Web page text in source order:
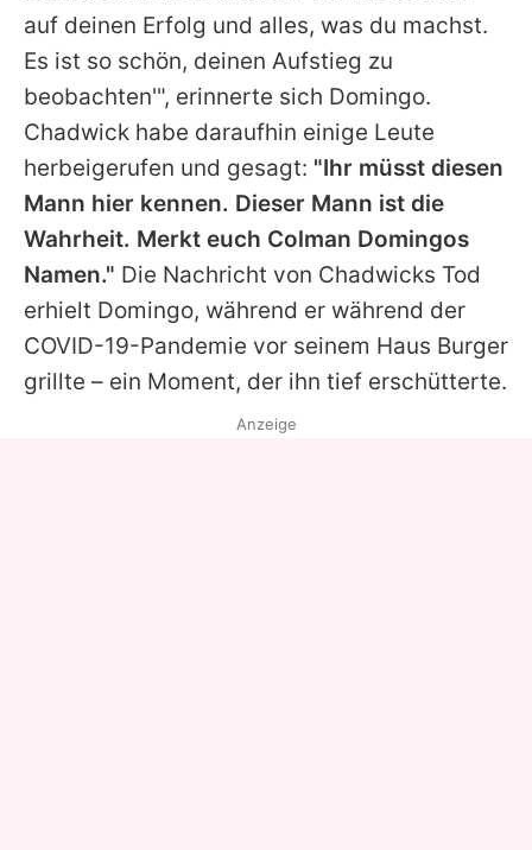
auf deinen Erfolg und alles, was du machst.
Es ist so schön, deinen Aufstieg zu
beobachten'", erinnerte sich Domingo.
Chadwick habe daraufhin einige Leute
herbeigerufen und gesagt: "Ihr müsst diesen
Mann hier kennen. Dieser Mann ist die
Wahrheit. Merkt euch Colman Domingos
Namen." Die Nachricht von Chadwicks Tod
erhielt Domingo, während er während der
COVID-19-Pandemie vor seinem Haus Burger
grillte – ein Moment, der ihn tief erschütterte.
Anzeige